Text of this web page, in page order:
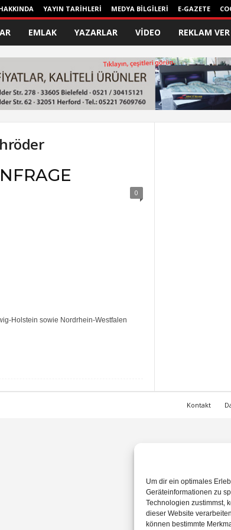
Um dir ein optimales
Geräteinformationen zu
Technologien zustimmst,
dieser Website
können bestimmte
YAYIN TARİHLERİ MEDYA BİLGİLERİ E-GAZETE
EMLAK YAZARLAR VİDEO REKLAM VER
0
Holstein sowie Nordrhein-Westfalen
Kontakt